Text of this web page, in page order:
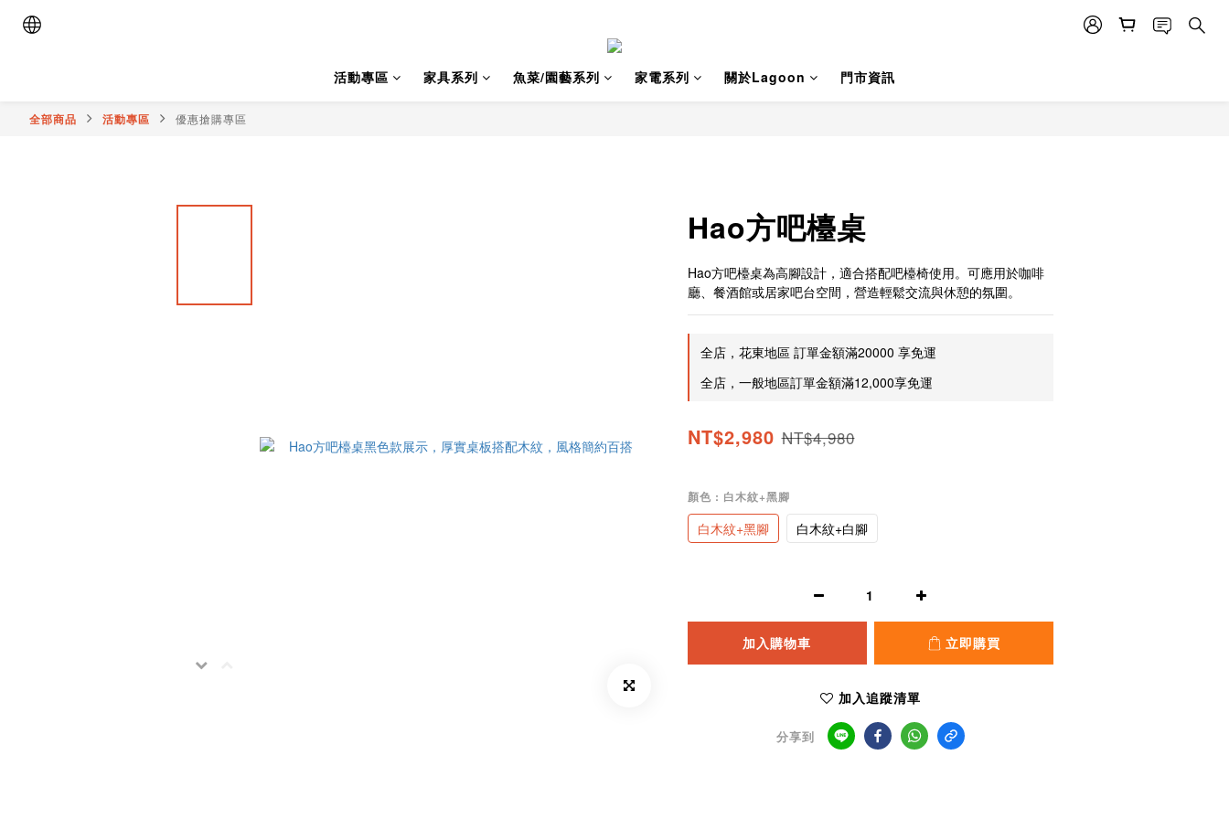
活動專區 家具系列 魚菜/園藝系列 家電系列 關於Lagoon 門市資訊
全部商品 活動專區 優惠搶購專區
Hao方吧檯桌
Hao方吧檯桌為高腳設計，適合搭配吧檯椅使用。可應用於咖啡
廳、餐酒館或居家吧台空間，營造輕鬆交流與休憩的氛圍。
全店，花東地區 訂單金額滿20000 享免運
全店，一般地區訂單金額滿12,000享免運
NT$2,980 NT$4,980
顏色 : 白木紋+黑腳
白木紋+黑腳 白木紋+白腳
加入購物車 立即購買
加入追蹤清單
分享到